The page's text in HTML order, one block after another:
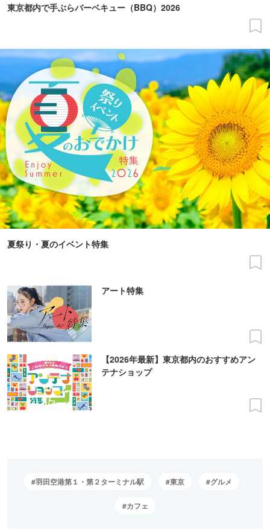
東京都内で手ぶらバーベキュー（BBQ）2026
夏祭り・夏のイベント特集
アート特集
【2026年最新】東京都内のおすすめアン
テナショップ
羽田空港第１・第２ターミナル駅 東京 グルメ
カフェ